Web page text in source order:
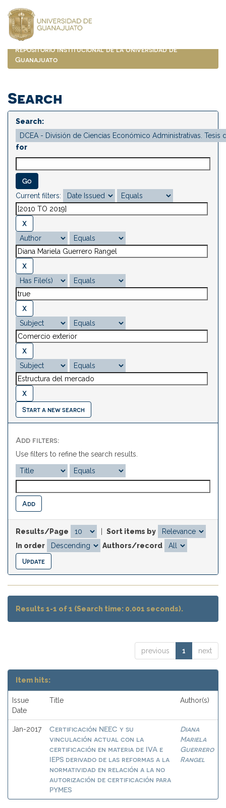
navigation
Repositorio Institucional de la Universidad de
Guanajuato
Search
Search:
for
Current filters:
Start a new search
Add filters:
Use filters to refine the search results.
Results/Page
Sort items by
In order
Authors/record
Results 1-1 of 1 (Search time: 0.001 seconds).
previous 1 next
Item hits:
Issue
Date
Title Author(s)
Jan-2017
Certificación NEEC y su
vinculación actual con la
certificación en materia de IVA e
IEPS derivado de las reformas a la
normatividad en relación a la no
autorización de certificación para
PYMES
Diana
Mariela
Guerrero
Rangel